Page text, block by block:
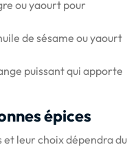
ou yaourt pour
de sésame ou yaourt
puissant qui apporte
épices
et leur choix dépendra du